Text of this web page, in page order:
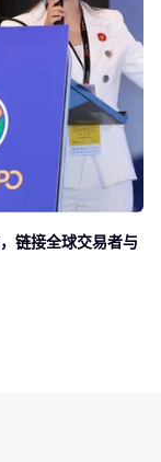
链接全球交易者与